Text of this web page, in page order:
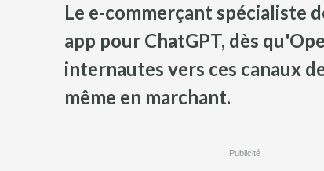
Le e-commerçant spécialiste
app pour ChatGPT, dès
internautes vers ces canaux
même en marchant.
Publicité